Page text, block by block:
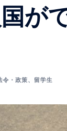
が
令・政策、 留学生